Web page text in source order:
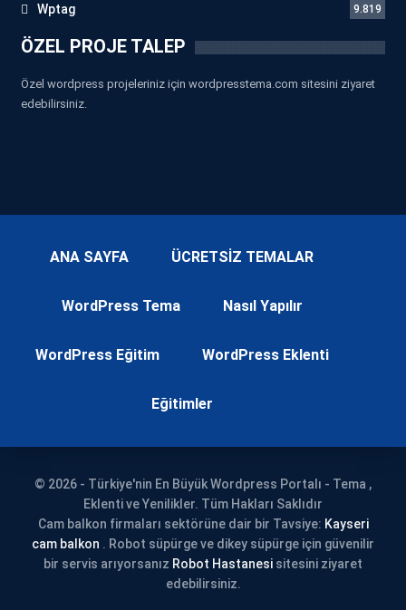
Wptag 9.819
ÖZEL PROJE TALEP
Özel wordpress projeleriniz için wordpresstema.com sitesini ziyaret
edebilirsiniz.
ANA SAYFA ÜCRETSİZ TEMALAR
WordPress Tema Nasıl Yapılır
WordPress Eğitim WordPress Eklenti
Eğitimler
© 2026 - Türkiye'nin En Büyük Wordpress Portalı - Tema ,
Eklenti ve Yenilikler. Tüm Hakları Saklıdır
Cam balkon firmaları sektörüne dair bir Tavsiye: Kayseri
cam balkon . Robot süpürge ve dikey süpürge için güvenilir
bir servis arıyorsanız Robot Hastanesi sitesini ziyaret
edebilirsiniz.